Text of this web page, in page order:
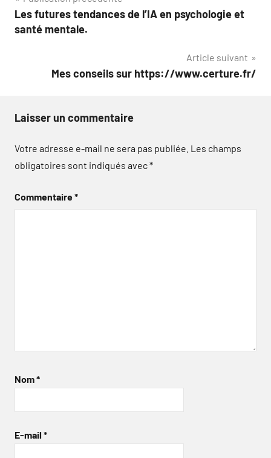
de
Les futures tendances de l’IA en psychologie et
santé mentale.
Article suivant
Mes conseils sur https://www.certure.fr/
Laisser un commentaire
Votre adresse e-mail ne sera pas publiée. Les champs
obligatoires sont indiqués avec*
Commentaire*
Nom*
E-mail *